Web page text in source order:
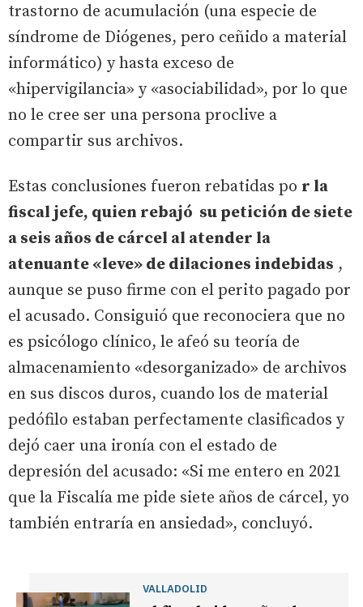
trastorno de acumulación (una especie de
síndrome de Diógenes, pero ceñido a material
informático) y hasta exceso de
«hipervigilancia» y «asociabilidad», por lo que
no le cree ser una persona proclive a
compartir sus archivos.
Estas conclusiones fueron rebatidas po r la
fiscal jefe, quien rebajó su petición de siete
a seis años de cárcel al atender la
atenuante «leve» de dilaciones indebidas ,
aunque se puso firme con el perito pagado por
el acusado. Consiguió que reconociera que no
es psicólogo clínico, le afeó su teoría de
almacenamiento «desorganizado» de archivos
en sus discos duros, cuando los de material
pedófilo estaban perfectamente clasificados y
dejó caer una ironía con el estado de
depresión del acusado: «Si me entero en 2021
que la Fiscalía me pide siete años de cárcel, yo
también entraría en ansiedad», concluyó.
VALLADOLID